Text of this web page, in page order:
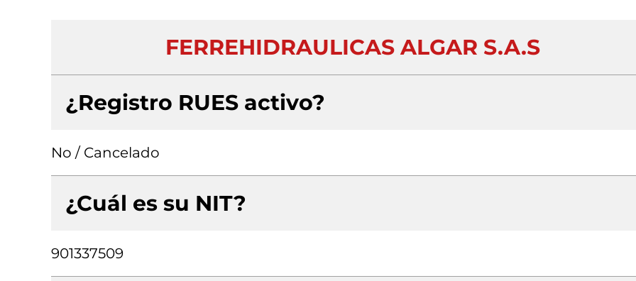
FERREHIDRAULICAS ALGAR S.A.S
¿Registro RUES activo?
No / Cancelado
¿Cuál es su NIT?
901337509